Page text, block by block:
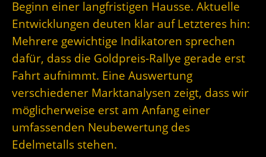
Beginn einer langfristigen Hausse. Aktuelle
Entwicklungen deuten klar auf Letzteres hin:
Mehrere gewichtige Indikatoren sprechen
dafür, dass die Goldpreis-Rallye gerade erst
Fahrt aufnimmt. Eine Auswertung
verschiedener Marktanalysen zeigt, dass wir
möglicherweise erst am Anfang einer
umfassenden Neubewertung des
Edelmetalls stehen.